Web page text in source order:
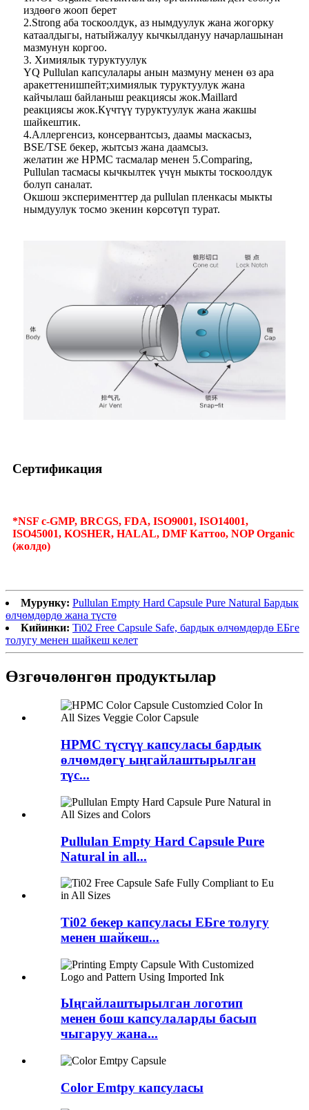
издөөгө жооп берет
2.Strong аба тоскоолдук, аз нымдуулук жана жогорку
катаалдыгы, натыйжалуу кычкылдануу начарлашынан
мазмунун коргоо.
3. Химиялык туруктуулук
YQ Pullulan капсулалары анын мазмуну менен өз ара
аракеттенишпейт;химиялык туруктуулук жана
кайчылаш байланыш реакциясы жок.Maillard
реакциясы жок.Күчтүү туруктуулук жана жакшы
шайкештик.
4.Аллергенсиз, консервантсыз, даамы маскасыз,
BSE/TSE бекер, жытсыз жана даамсыз.
желатин же HPMC тасмалар менен 5.Comparing,
Pullulan тасмасы кычкылтек үчүн мыкты тоскоолдук
болуп саналат.
Окшош эксперименттер да pullulan пленкасы мыкты
нымдуулук тосмо экенин көрсөтүп турат.
Сертификация
*NSF c-GMP, BRCGS, FDA, ISO9001, ISO14001,
ISO45001, KOSHER, HALAL, DMF Каттоо, NOP Organic
(жолдо)
Мурунку: Pullulan Empty Hard Capsule Pure Natural Бардык
өлчөмдөрдө жана түстө
Кийинки: Ti02 Free Capsule Safe, бардык өлчөмдөрдө ЕБге
толугу менен шайкеш келет
Өзгөчөлөнгөн продуктылар
HPMC түстүү капсуласы бардык
өлчөмдөгү ыңгайлаштырылган
түс...
Pullulan Empty Hard Capsule Pure
Natural in all...
Ti02 бекер капсуласы ЕБге толугу
менен шайкеш...
Ыңгайлаштырылган логотип
менен бош капсулаларды басып
чыгаруу жана...
Color Emtpy капсуласы